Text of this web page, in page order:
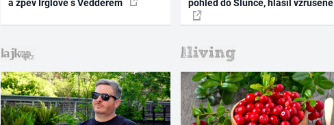
a zpěv Irglové s Vedderem
pohled do Slunce, hlásil vzrušeně